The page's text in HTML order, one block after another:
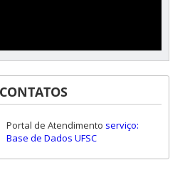
CONTATOS
Portal de Atendimento serviço:
Base de Dados UFSC